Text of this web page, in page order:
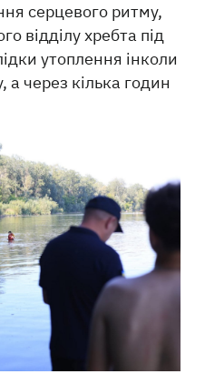
серцевого ритму,
відділу хребта під
утоплення інколи
через кілька годин